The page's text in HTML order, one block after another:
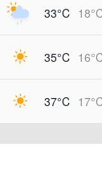
33°C
35°C
37°C